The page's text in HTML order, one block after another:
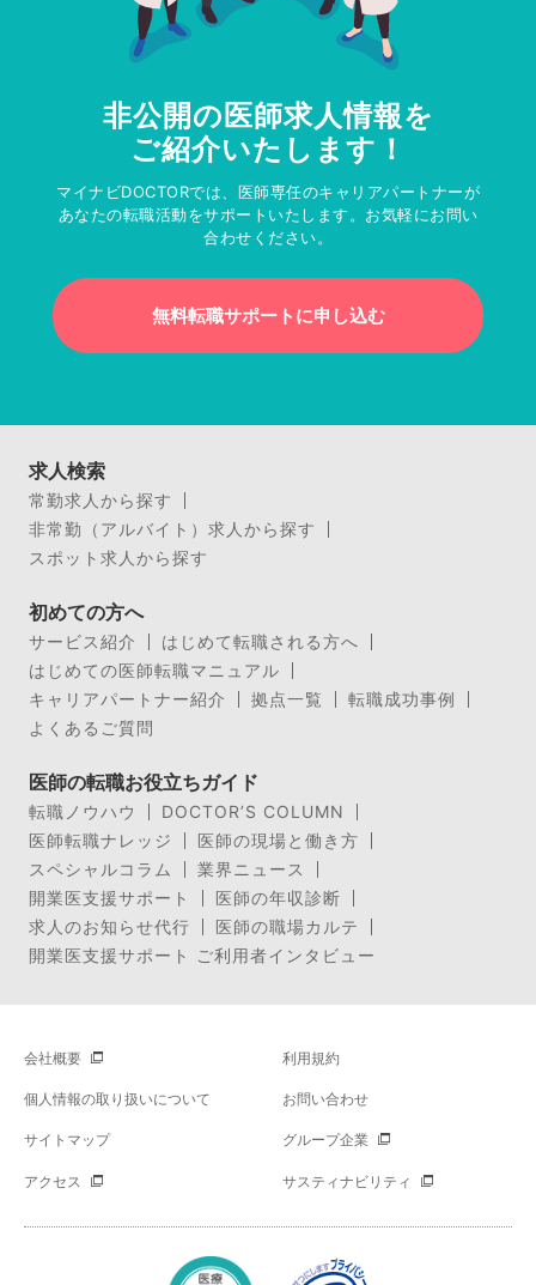
非公開の医師求人情報を
ご紹介いたします！
マイナビDOCTORでは、医師専任のキャリアパートナーが
あなたの転職活動をサポートいたします。お気軽にお問い
合わせください。
無料転職サポートに申し込む
求人検索
常勤求人から探す
非常勤（アルバイト）求人から探す
スポット求人から探す
初めての方へ
サービス紹介
はじめて転職される方へ
はじめての医師転職マニュアル
キャリアパートナー紹介
拠点一覧
転職成功事例
よくあるご質問
医師の転職お役立ちガイド
転職ノウハウ
DOCTOR’S COLUMN
医師転職ナレッジ
医師の現場と働き方
スペシャルコラム
業界ニュース
開業医支援サポート
医師の年収診断
求人のお知らせ代行
医師の職場カルテ
開業医支援サポート ご利用者インタビュー
会社概要 利用規約
個人情報の取り扱いについて お問い合わせ
サイトマップ グループ企業
アクセス サスティナビリティ